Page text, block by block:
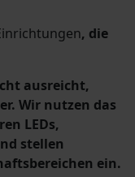
, die
ausreicht,
Wir nutzen das
LEDs,
stellen
ein.